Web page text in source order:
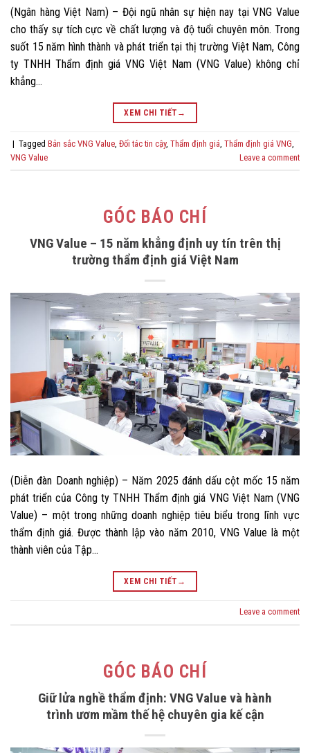
(Ngân hàng Việt Nam) – Đội ngũ nhân sự hiện nay tại VNG Value
cho thấy sự tích cực về chất lượng và độ tuổi chuyên môn. Trong
suốt 15 năm hình thành và phát triển tại thị trường Việt Nam, Công
ty TNHH Thẩm định giá VNG Việt Nam (VNG Value) không chỉ
khẳng…
XEM CHI TIẾT →
| Tagged Bản sắc VNG Value Đối tác tin cậy, Thẩm định giá Thẩm định giá VNG
VNG Value
Leave a comment
GÓC BÁO CHÍ
VNG Value – 15 năm khẳng định uy tín trên thị
trường thẩm định giá Việt Nam
(Diễn đàn Doanh nghiệp) – Năm 2025 đánh dấu cột mốc 15 năm
phát triển của Công ty TNHH Thẩm định giá VNG Việt Nam (VNG
Value) – một trong những doanh nghiệp tiêu biểu trong lĩnh vực
thẩm định giá. Được thành lập vào năm 2010, VNG Value là một
thành viên của Tập…
XEM CHI TIẾT →
Leave a comment
GÓC BÁO CHÍ
Giữ lửa nghề thẩm định: VNG Value và hành
trình ươm mầm thế hệ chuyên gia kế cận